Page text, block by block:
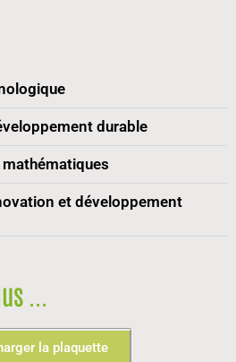
durable
et développement
...
la plaquette